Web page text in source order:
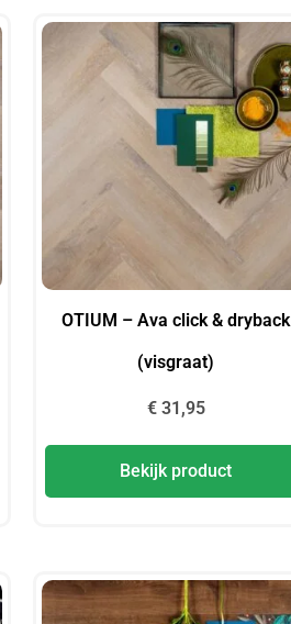
OTIUM – Ava click & dryback
(visgraat)
€31,95
Bekijk product